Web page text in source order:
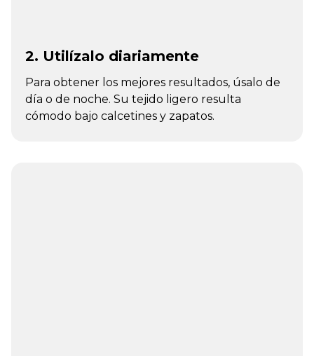
2. Utilízalo diariamente
Para obtener los mejores resultados, úsalo de
día o de noche. Su tejido ligero resulta
cómodo bajo calcetines y zapatos.